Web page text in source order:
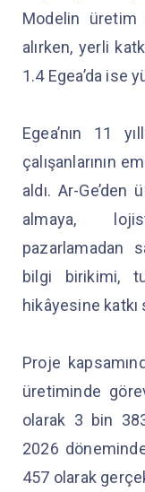
Modelin
alırken, yerli
1.4 Egea’da ise
Egea’nın 11
çalışanlarının
aldı. Ar-
almaya,
pazarlamadan
bilgi birikimi,
hikâyesine katkı
Proje
üretiminde
olarak 3 bin
2026
457 olarak